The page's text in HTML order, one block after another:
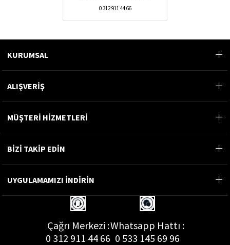
0 312 911 44 66
KURUMSAL
ALIŞVERİŞ
MÜŞTERİ HİZMETLERİ
BİZİ TAKİP EDİN
UYGULAMAMIZI İNDİRİN
Çağrı Merkezi :
0 312 911 44 66
Whatsapp Hattı :
0 533 145 69 96